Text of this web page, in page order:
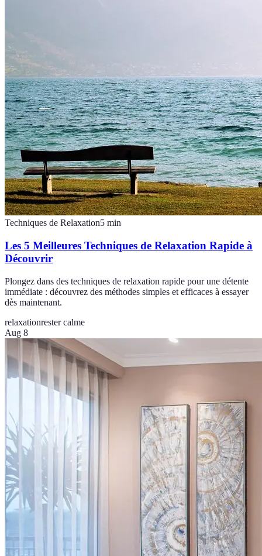
Techniques de Relaxation5 min
Les 5 Meilleures Techniques de Relaxation Rapide à
Découvrir
Plongez dans des techniques de relaxation rapide pour une détente
immédiate : découvrez des méthodes simples et efficaces à essayer
dès maintenant.
relaxationrester calme
Aug 8